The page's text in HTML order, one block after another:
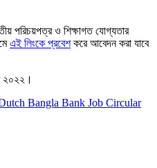
পরিচয়পত্র ও শিক্ষাগত যোগ্যতার
এই লিংকে প্রবেশকরে আবেদন করা যাবে
২০২২।
| Dutch Bangla Bank Job Circular